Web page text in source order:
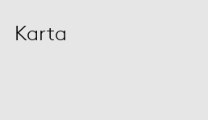
Karta